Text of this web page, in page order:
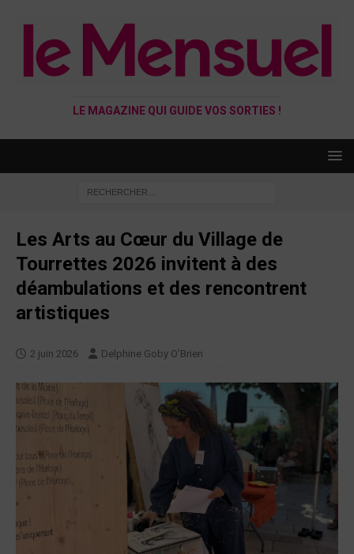
LE MAGAZINE QUI GUIDE VOS SORTIES !
Les Arts au Cœur du Village de
Tourrettes 2026 invitent à des
déambulations et des rencontrent
artistiques
2 juin 2026 Delphine Goby O'Brien